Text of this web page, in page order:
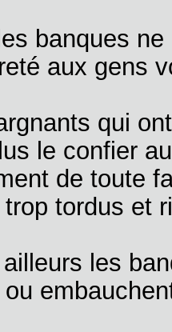
banques
aux gens
qui
le confier
de toute
tordus et
les